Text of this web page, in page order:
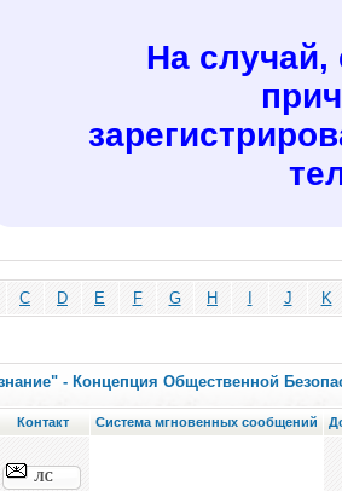
На случай,
C D E F G H J K
- Концепция Общественной
Контакт Система мгновенных сообщений